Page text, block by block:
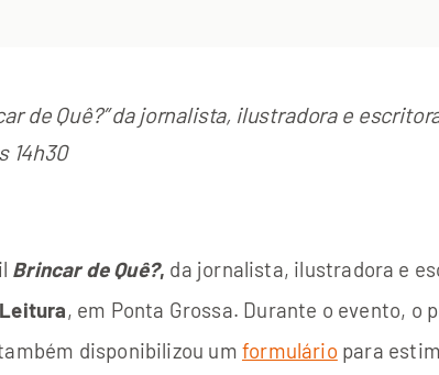
de Quê?” da jornalista, ilustradora e
14h30
Brincar de Quê?, da jornalista, ilustradora e
, em Ponta Grossa. Durante o evento,
disponibilizou um formulário para